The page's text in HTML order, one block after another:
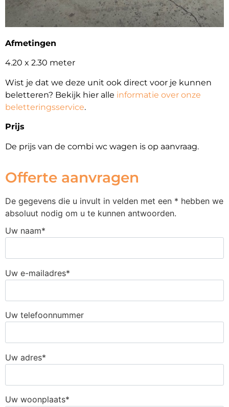
Afmetingen
4.20 x 2.30 meter
Wist je dat we deze unit ook direct voor je kunnen
beletteren? Bekijk hier alle informatie over onze
beletteringsservice.
Prijs
De prijs van de combi wc wagen is op aanvraag.
Offerte aanvragen
De gegevens die u invult in velden met een * hebben we
absoluut nodig om u te kunnen antwoorden.
Uw naam*
Uw e-mailadres*
Uw telefoonnummer
Uw adres*
Uw woonplaats*